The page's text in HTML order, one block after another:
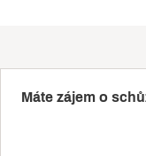
Máte zájem o